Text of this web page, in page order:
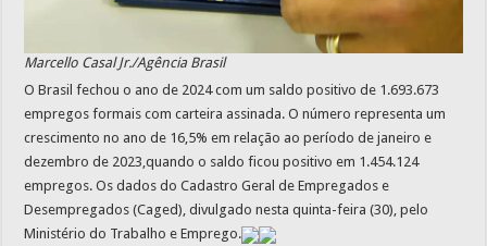
Marcello Casal Jr./Agência Brasil
O Brasil fechou o ano de 2024 com um saldo positivo de 1.693.673
empregos formais com carteira assinada. O número representa um
crescimento no ano de 16,5% em relação ao período de janeiro e
dezembro de 2023,quando o saldo ficou positivo em 1.454.124
empregos. Os dados do Cadastro Geral de Empregados e
Desempregados (Caged), divulgado nesta quinta-feira (30), pelo
Ministério do Trabalho e Emprego.